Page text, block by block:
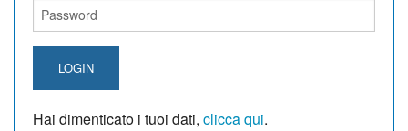
LOGIN
Hai dimenticato i tuoi dati, clicca qui.